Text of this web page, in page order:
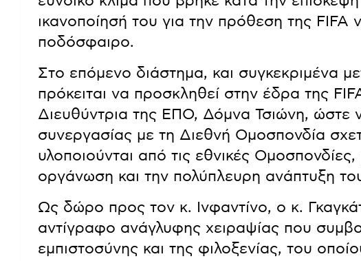
ικανοποίησή του για την πρόθεση της FIFA
ποδόσφαιρο.
Στο επόμενο διάστημα, και συγκεκριμένα
πρόκειται να προσκληθεί στην έδρα της
Διευθύντρια της ΕΠΟ, Δόμνα Τσιώνη, ώστε
συνεργασίας με τη Διεθνή Ομοσπονδία
υλοποιούνται από τις εθνικές
οργάνωση και την πολύπλευρη ανάπτυξη
Ως δώρο προς τον κ. Ινφαντίνο, ο κ.
αντίγραφο ανάγλυφης χειραψίας που
εμπιστοσύνης και της φιλοξενίας, του